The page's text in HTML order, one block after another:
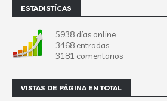
ESTADISTÍCAS
5938 días online
3468 entradas
3181 comentarios
VISTAS DE PÁGINA EN TOTAL